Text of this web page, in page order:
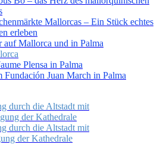
Mallorcas – Ein Stück echtes
erleben
auf Mallorca und in Palma
Plensa in Palma
Fundación Juan March in Palma
durch die Altstadt mit
der Kathedrale
durch die Altstadt mit
der Kathedrale